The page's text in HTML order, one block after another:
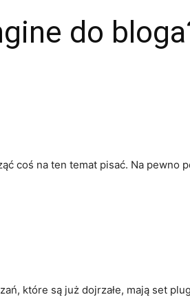
do
coś na ten temat pisać. Na pewno
które są już dojrzałe, mają set